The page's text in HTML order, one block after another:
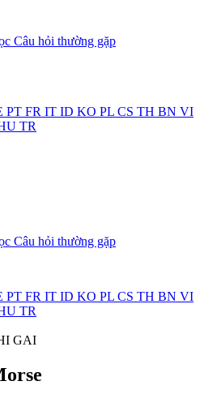
Câu hỏi thường gặp
PT FR IT ID KO PL CS TH BN VI
TR
Câu hỏi thường gặp
PT FR IT ID KO PL CS TH BN VI
TR
GAI